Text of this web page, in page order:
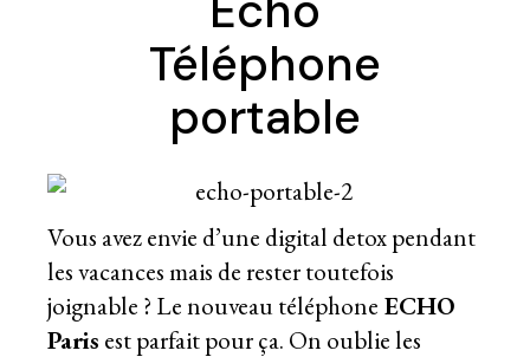
Téléphone
portable
Vous avez envie d’une digital detox pendant
les vacances mais de rester toutefois
joignable ? Le nouveau téléphone ECHO
Paris est parfait pour ça. On oublie les